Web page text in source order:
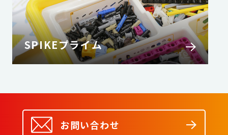
SPIKEプライム
お問い合わせ